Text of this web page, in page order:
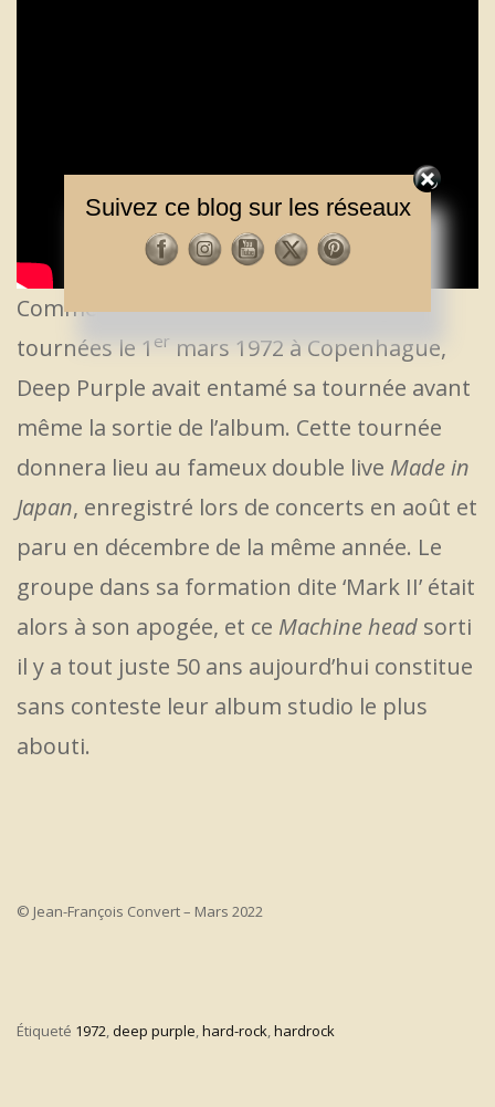
Comme on peut le voir sur ces images
tournées le 1 er mars 1972 à Copenhague,
Deep Purple avait entamé sa tournée avant
même la sortie de l’album. Cette tournée
donnera lieu au fameux double live Made in
Japan, enregistré lors de concerts en août et
paru en décembre de la même année. Le
groupe dans sa formation dite ‘Mark II’ était
alors à son apogée, et ce Machine head sorti
il y a tout juste 50 ans aujourd’hui constitue
sans conteste leur album studio le plus
abouti.
© Jean-François Convert – Mars 2022
Étiqueté 1972 deep purple hard-rock hardrock
Suivez ce blog sur les réseaux